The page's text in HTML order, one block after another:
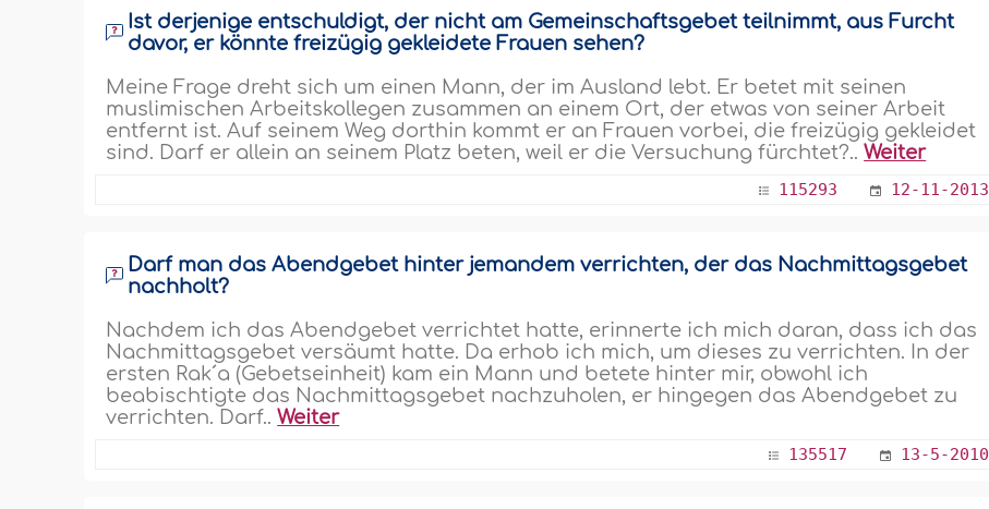
Ist derjenige entschuldigt, der nicht am Gemeinschaftsgebet teilnimmt, aus Furcht
davor, er könnte freizügig gekleidete Frauen sehen?
Meine Frage dreht sich um einen Mann, der im Ausland lebt. Er betet mit seinen
muslimischen Arbeitskollegen zusammen an einem Ort, der etwas von seiner Arbeit
entfernt ist. Auf seinem Weg dorthin kommt er an Frauen vorbei, die freizügig gekleidet
sind. Darf er allein an seinem Platz beten, weil er die Versuchung fürchtet?..Weiter
115293 12-11-2013
Darf man das Abendgebet hinter jemandem verrichten, der das Nachmittagsgebet
nachholt?
Nachdem ich das Abendgebet verrichtet hatte, erinnerte ich mich daran, dass ich das
Nachmittagsgebet versäumt hatte. Da erhob ich mich, um dieses zu verrichten. In der
ersten Rak´a (Gebetseinheit) kam ein Mann und betete hinter mir, obwohl ich
beabischtigte das Nachmittagsgebet nachzuholen, er hingegen das Abendgebet zu
verrichten. Darf..Weiter
135517 13-5-2010